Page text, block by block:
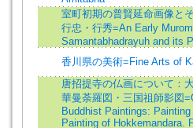
室町初期の普賢延命画像と
行忠・行秀=An Early
Samantabhadrayuh and its
香川県の美術=Fine Arts of
唐招提寺の仏画について：
華曼荼羅図・三国祖師影図
Buddhist Paintings:
Painting of Hokkemandara.